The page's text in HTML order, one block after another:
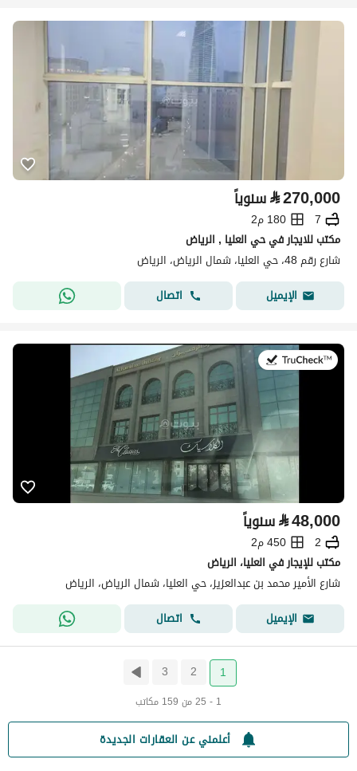
⃁270,000 سنوياً
7
180 م2
مكتب للايجار في حي العليا , الرياض
شارع رقم 48، حي العليا، شمال الرياض، الرياض
الإيميل
اتصال
في:15 يوليو 2026
⃁48,000 سنوياً
2
450 م2
مكتب للإيجار في العليا، الرياض
شارع الأمير محمد بن عبدالعزيز، حي العليا، شمال الرياض، الرياض
الإيميل
اتصال
1
2
3
1 - 25 من 159 مكاتب
أعلمني عن العقارات الجديدة